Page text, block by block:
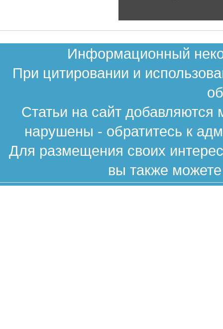
Информационный
При цитировании и
Статьи на сайт
нарушены - обратитесь к
Для размещения своих
вы также